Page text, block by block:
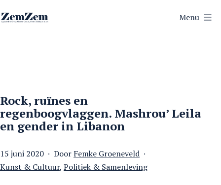
naar
Menu
Rock, ruïnes en
regenboogvlaggen. Mashrou’ Leila
en gender in Libanon
Gepubliceerd
op
15 juni 2020 Door Femke Groeneveld
Gecategoriseerd
Kunst & Cultuur, Politiek & Samenleving